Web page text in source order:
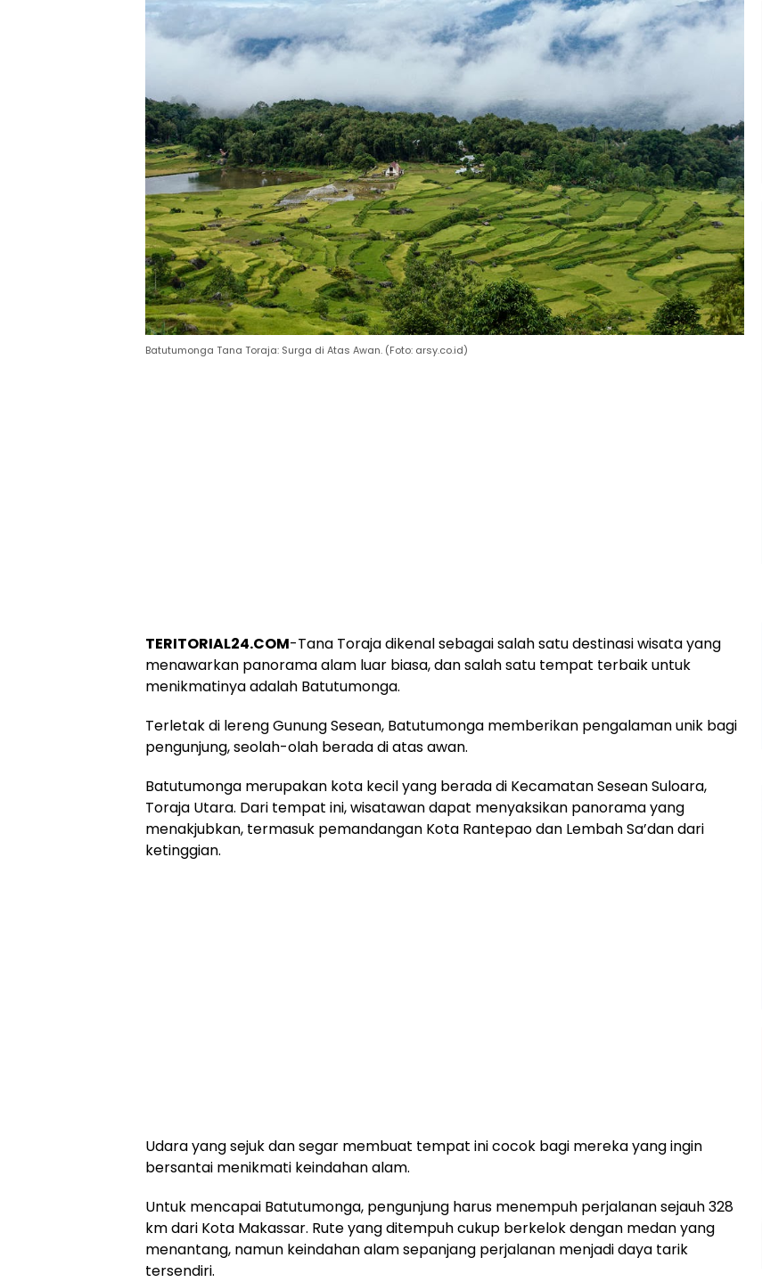
Batutumonga Tana Toraja: Surga di Atas Awan. (Foto: arsy.co.id)
TERITORIAL24.COM-Tana Toraja dikenal sebagai salah satu destinasi wisata yang
menawarkan panorama alam luar biasa, dan salah satu tempat terbaik untuk
menikmatinya adalah Batutumonga.
Terletak di lereng Gunung Sesean, Batutumonga memberikan pengalaman unik bagi
pengunjung, seolah-olah berada di atas awan.
Batutumonga merupakan kota kecil yang berada di Kecamatan Sesean Suloara,
Toraja Utara. Dari tempat ini, wisatawan dapat menyaksikan panorama yang
menakjubkan, termasuk pemandangan Kota Rantepao dan Lembah Sa’dan dari
ketinggian.
Udara yang sejuk dan segar membuat tempat ini cocok bagi mereka yang ingin
bersantai menikmati keindahan alam.
Untuk mencapai Batutumonga, pengunjung harus menempuh perjalanan sejauh 328
km dari Kota Makassar. Rute yang ditempuh cukup berkelok dengan medan yang
menantang, namun keindahan alam sepanjang perjalanan menjadi daya tarik
tersendiri.